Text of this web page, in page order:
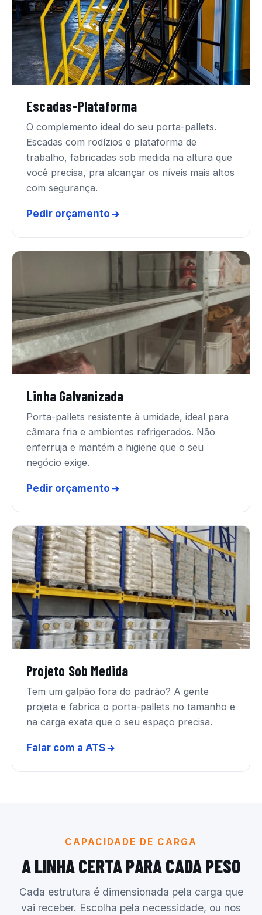
Escadas-Plataforma
O complemento ideal do seu porta-pallets.
Escadas com rodízios e plataforma de
trabalho, fabricadas sob medida na altura que
você precisa, pra alcançar os níveis mais altos
com segurança.
Pedir orçamento
Linha Galvanizada
Porta-pallets resistente à umidade, ideal para
câmara fria e ambientes refrigerados. Não
enferruja e mantém a higiene que o seu
negócio exige.
Pedir orçamento
Projeto Sob Medida
Tem um galpão fora do padrão? A gente
projeta e fabrica o porta-pallets no tamanho e
na carga exata que o seu espaço precisa.
Falar com a ATS
CAPACIDADE DE CARGA
A LINHA CERTA PARA CADA PESO
Cada estrutura é dimensionada pela carga que
vai receber. Escolha pela necessidade, ou nos